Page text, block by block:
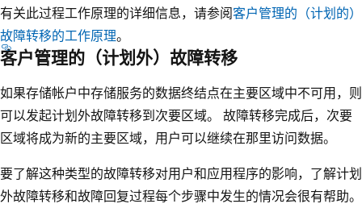
有关此过程工作原理的详细信息，请参阅客户管理的（计划的）
故障转移的工作原理。
客户管理的（计划外）故障转移
如果存储帐户中存储服务的数据终结点在主要区域中不可用，则
可以发起计划外故障转移到次要区域。 故障转移完成后，次要
区域将成为新的主要区域，用户可以继续在那里访问数据。
要了解这种类型的故障转移对用户和应用程序的影响，了解计划
外故障转移和故障回复过程每个步骤中发生的情况会很有帮助。